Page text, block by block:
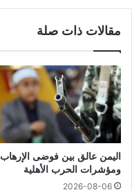
مقالات ذات صلة
اليمن عالق بين فوضى الإرهاب
ومؤشرات الحرب الأهلية
2026-08-06